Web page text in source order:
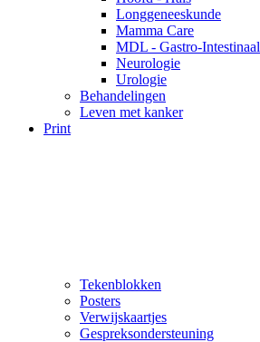
Longgeneeskunde
Mamma Care
MDL - Gastro-Intestinaal
Neurologie
Urologie
Behandelingen
Leven met kanker
Print
Tekenblokken
Posters
Verwijskaartjes
Gespreksondersteuning